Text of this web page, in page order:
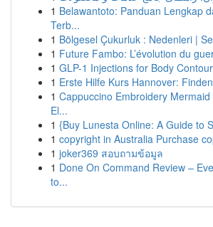
1 Belawantoto: Panduan Lengkap
Terb...
1 Bölgesel Çukurluk : Nedenleri |
1 Future Fambo: L’évolution du
1 GLP-1 Injections for Body
1 Erste Hilfe Kurs Hannover:
1 Cappuccino Embroidery
El...
1 {Buy Lunesta Online: A Guide to
1 copyright in Australia Purchase
1 joker369 สอบถามข้อมูล
1 Done On Command Review –
to...